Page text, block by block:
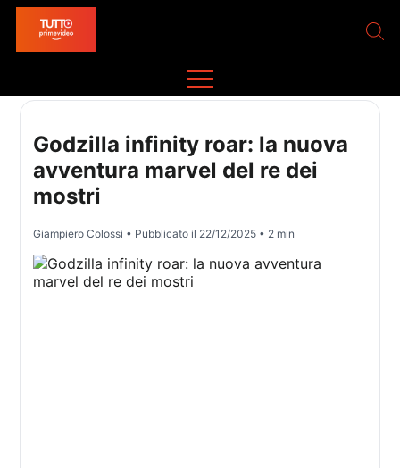
Godzilla infinity roar: la nuova
avventura marvel del re dei
mostri
Giampiero Colossi • Pubblicato il 22/12/2025 • 2 min